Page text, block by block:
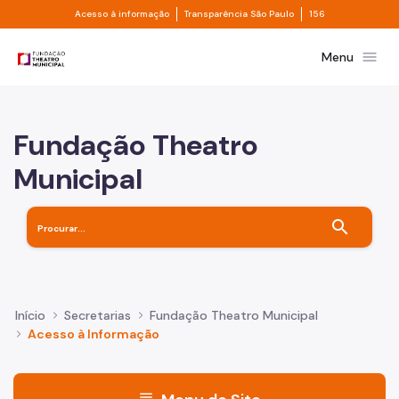
Pular para o Conteúdo principal
Acesso à informação Divisor de acesso à informação
Transparência São Paulo Divisor de
156
Prefeitura de São PauloMenu menu
Fundação Theatro
Municipal
search
Início Secretarias
Fundação Theatro Municipal
Acesso à Informação